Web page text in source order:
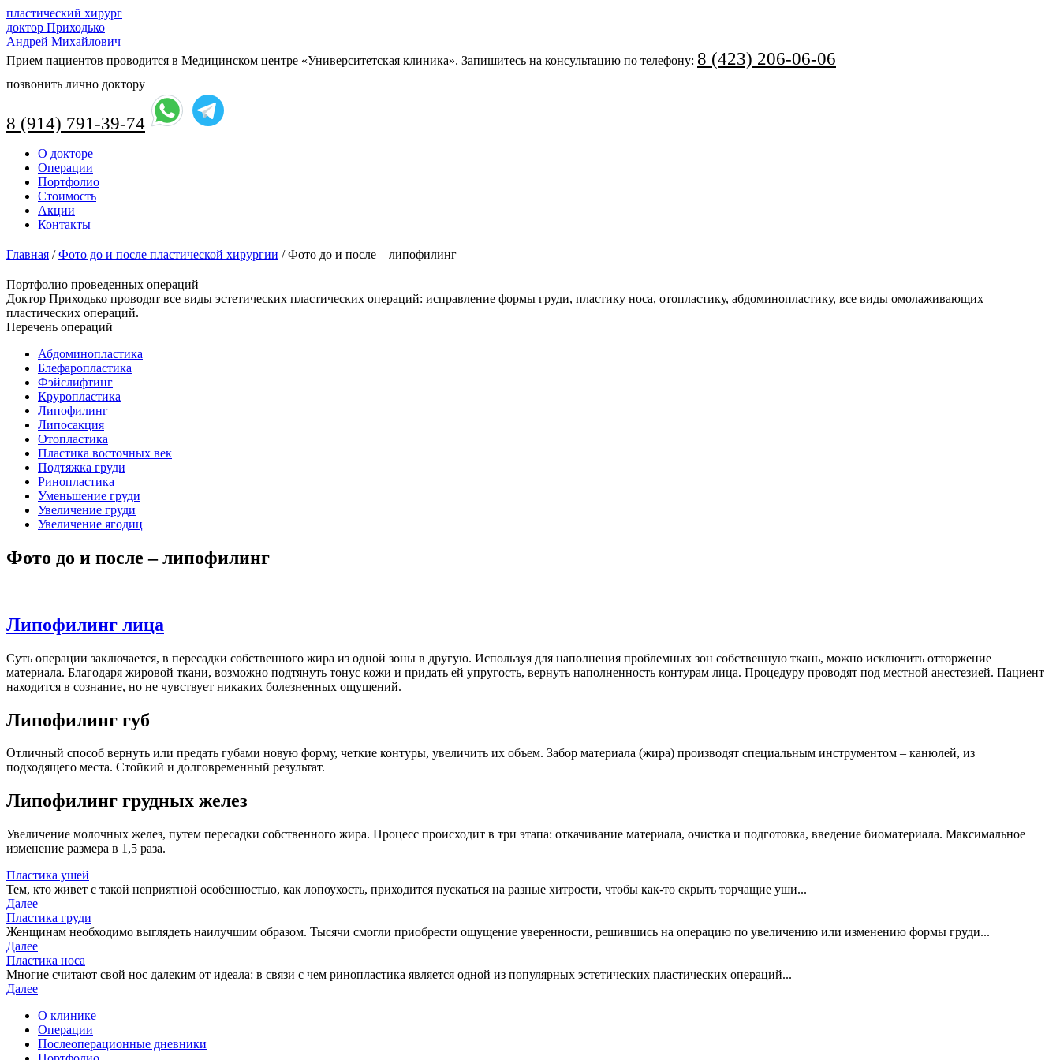
пластический хирург
доктор Приходько
Андрей Михайлович
Прием пациентов проводится в Медицинском центре «Университетская клиника». Запишитесь на консультацию по телефону: 8 (423) 206-06-06
позвонить лично доктору
8 (914) 791-39-74
Перейти
содержимому
О докторе
Операции
Портфолио
Стоимость
Акции
Контакты
Главная /Фото до и после пластической хирургии /Фото до и после – липофилинг
Портфолио проведенных операций
Доктор Приходько проводят все виды эстетических пластических операций: исправление формы груди, пластику носа, отопластику, абдоминоплаcтику, все виды омолаживающих
пластических операций.
Перечень операций
Абдоминопластика
Блефаропластика
Фэйслифтинг
Круропластика
Липофилинг
Липосакция
Отопластика
Пластика восточных век
Подтяжка груди
Ринопластика
Уменьшение груди
Увеличение груди
Увеличение ягодиц
Фото до и после – липофилинг
Липофилинг лица
Суть операции заключается, в пересадки собственного жира из одной зоны в другую. Используя для наполнения проблемных зон собственную ткань, можно исключить отторжение
материала. Благодаря жировой ткани, возможно подтянуть тонус кожи и придать ей упругость, вернуть наполненность контурам лица. Процедуру проводят под местной анестезией. Пациент
находится в сознание, но не чувствует никаких болезненных ощущений.
Липофилинг губ
Отличный способ вернуть или предать губами новую форму, четкие контуры, увеличить их объем. Забор материала (жира) производят специальным инструментом – канюлей, из
подходящего места. Стойкий и долговременный результат.
Липофилинг грудных желез
Увеличение молочных желез, путем пересадки собственного жира. Процесс происходит в три этапа: откачивание материала, очистка и подготовка, введение биоматериала. Максимальное
изменение размера в 1,5 раза.
Пластика ушей
Тем, кто живет с такой неприятной особенностью, как лопоухость, приходится пускаться на разные хитрости, чтобы как-то скрыть торчащие уши...
Далее
Пластика груди
Женщинам необходимо выглядеть наилучшим образом. Тысячи смогли приобрести ощущение уверенности, решившись на операцию по увеличению или изменению формы груди...
Далее
Пластика носа
Многие считают свой нос далеким от идеала: в связи с чем ринопластика является одной из популярных эстетических пластических операций...
Далее
О клинике
Операции
Послеоперационные дневники